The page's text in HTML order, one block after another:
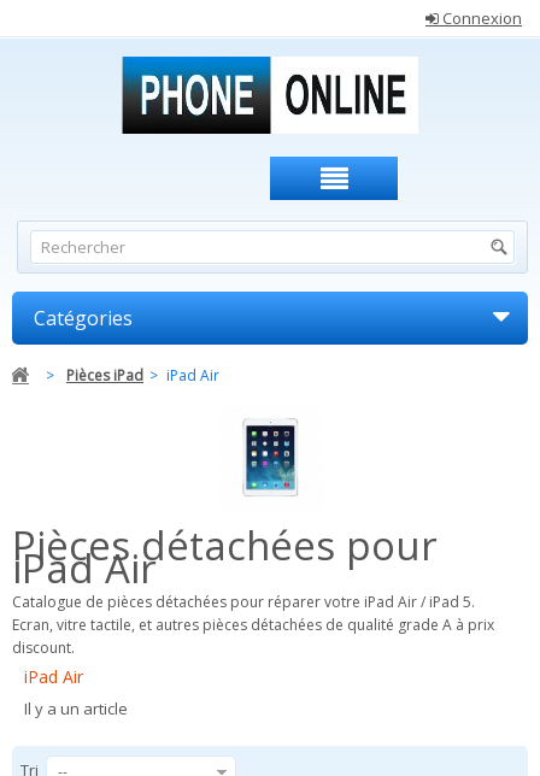
Connexion
Catégories
> Pièces iPad > iPad Air
Pièces détachées pour
iPad Air
Catalogue de pièces détachées pour réparer votre iPad Air / iPad 5.
Ecran, vitre tactile, et autres pièces détachées de qualité grade A à prix
discount.
iPad Air
Il y a un article
Tri --